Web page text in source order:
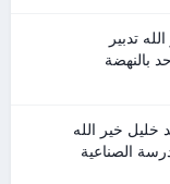
تدبير
بالنهضة
خير الله
الصناعية